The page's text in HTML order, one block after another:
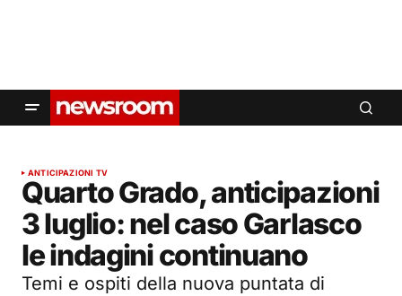
ANTICIPAZIONI TV
Quarto Grado, anticipazioni
3 luglio: nel caso Garlasco
le indagini continuano
Temi e ospiti della nuova puntata di